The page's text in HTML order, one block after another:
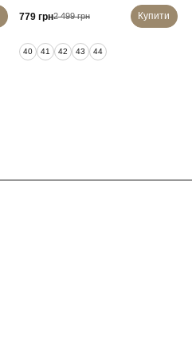
779 грн2 499 грн Купити
40 41 42 43 44